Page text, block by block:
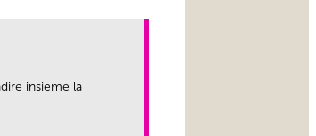
insieme la